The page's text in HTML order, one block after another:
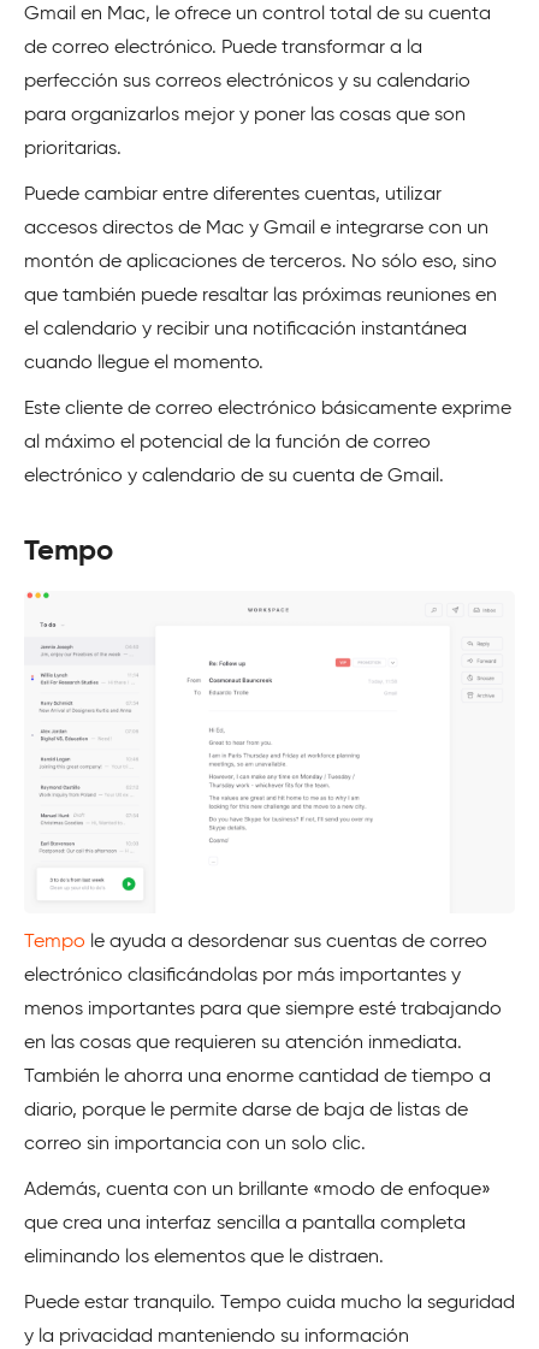
Gmail en Mac, le ofrece un control total de su cuenta
de correo electrónico. Puede transformar a la
perfección sus correos electrónicos y su calendario
para organizarlos mejor y poner las cosas que son
prioritarias.
Puede cambiar entre diferentes cuentas, utilizar
accesos directos de Mac y Gmail e integrarse con un
montón de aplicaciones de terceros. No sólo eso, sino
que también puede resaltar las próximas reuniones en
el calendario y recibir una notificación instantánea
cuando llegue el momento.
Este cliente de correo electrónico básicamente exprime
al máximo el potencial de la función de correo
electrónico y calendario de su cuenta de Gmail.
Tempo
Tempo le ayuda a desordenar sus cuentas de correo
electrónico clasificándolas por más importantes y
menos importantes para que siempre esté trabajando
en las cosas que requieren su atención inmediata.
También le ahorra una enorme cantidad de tiempo a
diario, porque le permite darse de baja de listas de
correo sin importancia con un solo clic.
Además, cuenta con un brillante «modo de enfoque»
que crea una interfaz sencilla a pantalla completa
eliminando los elementos que le distraen.
Puede estar tranquilo. Tempo cuida mucho la seguridad
y la privacidad manteniendo su información